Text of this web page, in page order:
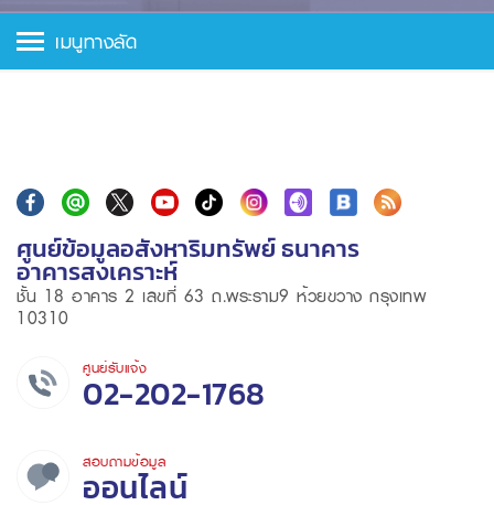
เมนูทางลัด
ศูนย์ข้อมูลอสังหาริมทรัพย์ ธนาคาร
อาคารสงเคราะห์
ชั้น 18 อาคาร 2 เลขที่ 63 ถ.พระราม9 ห้วยขวาง กรุงเทพ
10310
ศูนย์รับแจ้ง
02-202-1768
สอบถามข้อมูล
ออนไลน์